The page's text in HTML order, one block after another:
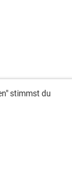
stimmst du